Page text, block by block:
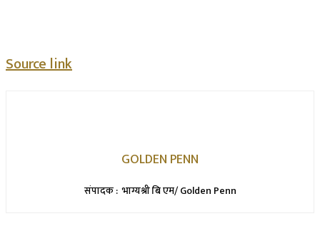
Source link
GOLDEN PENN
संपादक : भाग्यश्री बि एम/ Golden Penn